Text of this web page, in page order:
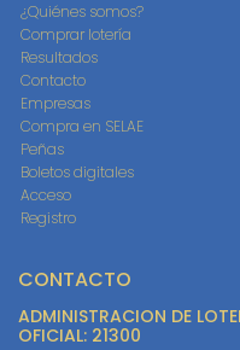
¿Quiénes somos?
Comprar lotería
Resultados
Contacto
Empresas
Compra en SELAE
Peñas
Boletos digitales
Acceso
Registro
CONTACTO
ADMINISTRACION DE
OFICIAL: 21300